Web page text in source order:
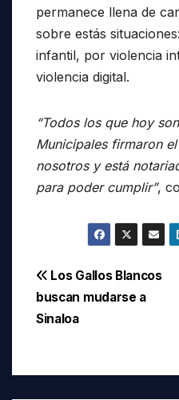
permanece llena de
sobre estás
infantil, por violencia
violencia digital.
“Todos los que hoy
Municipales firmaron
nosotros y está
para poder cumplir”,
Navegación
de
Los Gallos Blancos
buscan mudarse a
Sinaloa